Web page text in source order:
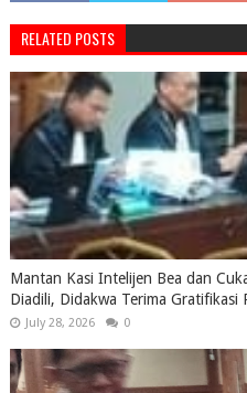
RELATED POSTS
Mantan Kasi Intelijen Bea dan
Diadili, Didakwa Terima Gratifikasi
July 28, 2026 0